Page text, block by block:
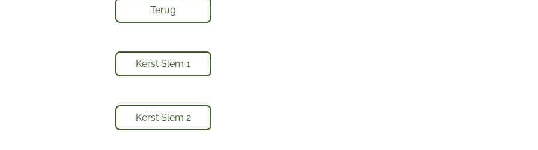
Terug
Kerst Slem 1
Kerst Slem 2